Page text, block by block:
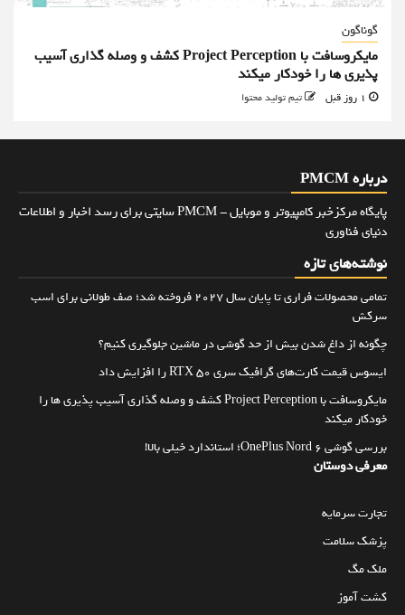
گوناگون
مایکروسافت با Project Perception کشف و وصله گذاری آسیب
پذیری ها را خودکار میکند
تیم تولید محتوا
درباره PMCM
پایگاه مرکزخبر کامپیوتر و موبایل - PMCM سایتی برای رسد اخبار و اطلاعات
دنیای فناوری
نوشته‌های تازه
تمامی محصولات فراری تا پایان سال ۲۰۲۷ فروخته شد؛ صف طولانی برای اسب
سرکش
چگونه از داغ شدن بیش از حد گوشی در ماشین جلوگیری کنیم؟
ایسوس قیمت کارت‌های گرافیک سری RTX 50 را افزایش داد
مایکروسافت با Project Perception کشف و وصله گذاری آسیب پذیری ها را
خودکار میکند
بررسی گوشی OnePlus Nord 6؛ استاندارد خیلی بالا!
معرفی دوستان
تجارت سرمایه
پزشک سلامت
ملک مگ
کشت آموز